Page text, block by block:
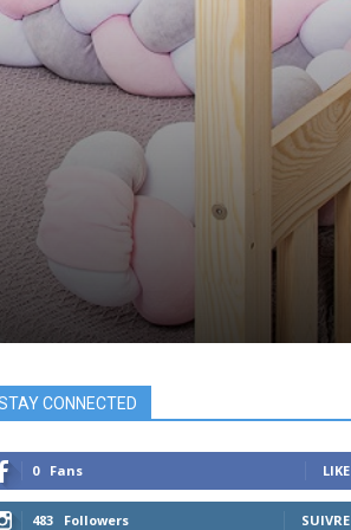
CONNECTED
0 Fans LIKE
483 Followers SUIVRE